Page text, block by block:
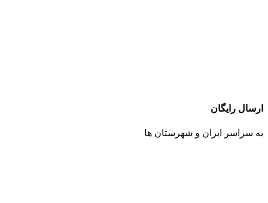
ارسال رایگان
به سراسر ایران و شهرستان ها